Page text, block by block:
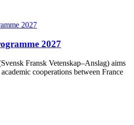
2027
Fransk Vetenskap–Anslag) aims
cooperations between France